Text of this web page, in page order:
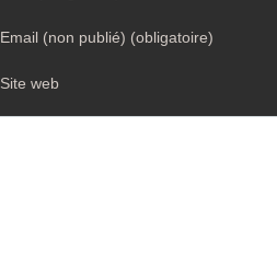
Email (non publié) (obligatoire)
Site web